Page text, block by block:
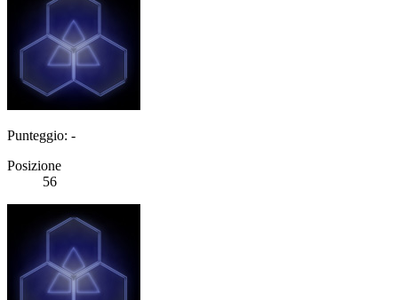
Punteggio: -
Posizione
56